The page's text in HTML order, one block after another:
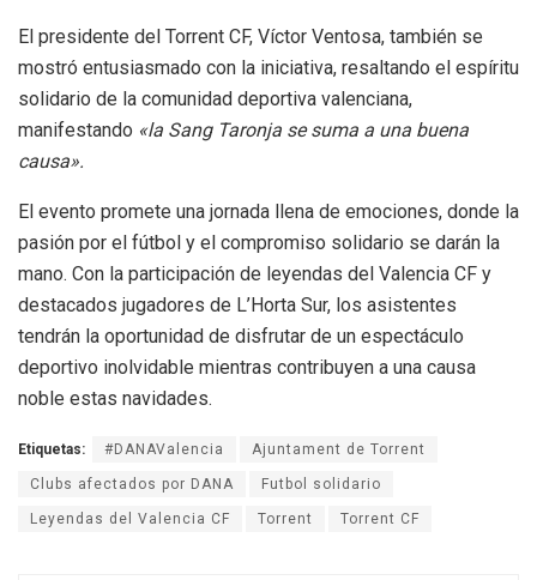
El presidente del Torrent CF, Víctor Ventosa, también se
mostró entusiasmado con la iniciativa, resaltando el espíritu
solidario de la comunidad deportiva valenciana,
manifestando «la Sang Taronja se suma a una buena
causa».
El evento promete una jornada llena de emociones, donde la
pasión por el fútbol y el compromiso solidario se darán la
mano. Con la participación de leyendas del Valencia CF y
destacados jugadores de L’Horta Sur, los asistentes
tendrán la oportunidad de disfrutar de un espectáculo
deportivo inolvidable mientras contribuyen a una causa
noble estas navidades.
Etiquetas: #DANAValencia Ajuntament de Torrent
Clubs afectados por DANA Futbol solidario
Leyendas del Valencia CF Torrent Torrent CF